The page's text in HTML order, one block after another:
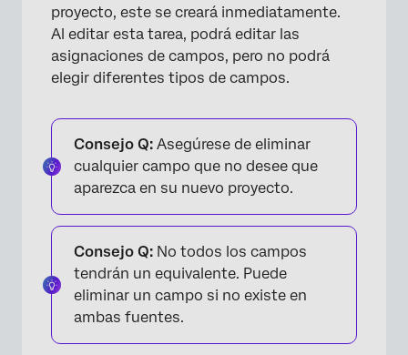
proyecto, este se creará inmediatamente.
Al editar esta tarea, podrá editar las
asignaciones de campos, pero no podrá
elegir diferentes tipos de campos.
Consejo Q: Asegúrese de eliminar
cualquier campo que no desee que
aparezca en su nuevo proyecto.
Consejo Q: No todos los campos
tendrán un equivalente. Puede
eliminar un campo si no existe en
ambas fuentes.